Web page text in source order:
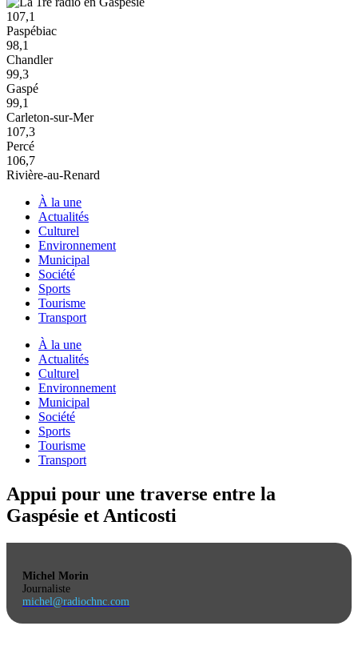
107,1
Paspébiac
98,1
Chandler
99,3
Gaspé
99,1
Carleton-sur-Mer
107,3
Percé
106,7
Rivière-au-Renard
À la une
Actualités
Culturel
Environnement
Municipal
Société
Sports
Tourisme
Transport
À la une
Actualités
Culturel
Environnement
Municipal
Société
Sports
Tourisme
Transport
Appui pour une traverse entre la
Gaspésie et Anticosti
Michel Morin
Journaliste
michel@radiochnc.com